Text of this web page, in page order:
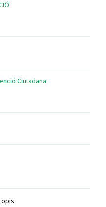
Ciutadana